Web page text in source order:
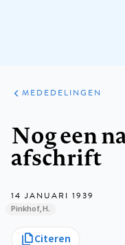
ARTIKELEN
VARIA
MEDEDELINGEN
Nog een
afschrift
14 JANUARI 1939
Pinkhof, H.
Citeren